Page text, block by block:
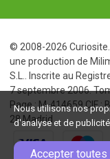
© 2008-2026
une production de
S.L.. Inscrite au
7 septembre 2006.
Page : M-414659 CIF :
28 Madrid
Nous utilisons nos
d'analyse et de publicité.
Accepter toutes